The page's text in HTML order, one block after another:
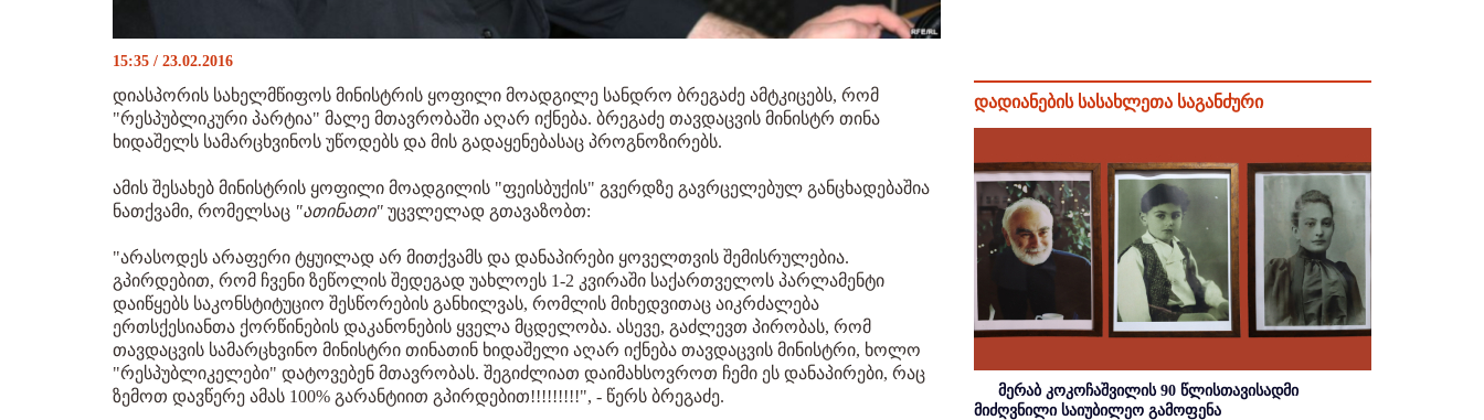
15:35 / 23.02.2016
დიასპორის სახელმწიფოს მინისტრის ყოფილი მოადგილე სანდრო ბრეგაძე ამტკიცებს, რომ
"რესპუბლიკური პარტია" მალე მთავრობაში აღარ იქნება. ბრეგაძე თავდაცვის მინისტრ თინა
ხიდაშელს სამარცხვინოს უწოდებს და მის გადაყენებასაც პროგნოზირებს.
ამის შესახებ მინისტრის ყოფილი მოადგილის "ფეისბუქის" გვერდზე გავრცელებულ განცხადებაშია
ნათქვამი, რომელსაც "ათინათი" უცვლელად გთავაზობთ:
"არასოდეს არაფერი ტყუილად არ მითქვამს და დანაპირები ყოველთვის შემისრულებია.
გპირდებით, რომ ჩვენი ზეწოლის შედეგად უახლოეს 1-2 კვირაში საქართველოს პარლამენტი
დაიწყებს საკონსტიტუციო შესწორების განხილვას, რომლის მიხედვითაც აიკრძალება
ერთსქესიანთა ქორწინების დაკანონების ყველა მცდელობა. ასევე, გაძლევთ პირობას, რომ
თავდაცვის სამარცხვინო მინისტრი თინათინ ხიდაშელი აღარ იქნება თავდაცვის მინისტრი, ხოლო
"რესპუბლიკელები" დატოვებენ მთავრობას. შეგიძლიათ დაიმახსოვროთ ჩემი ეს დანაპირები, რაც
ზემოთ დავწერე ამას 100% გარანტიით გპირდებით!!!!!!!!!", - წერს ბრეგაძე.
დადიანების სასახლეთა საგანძური
მერაბ კოკოჩაშვილის 90 წლისთავისადმი
მიძღვნილი საიუბილეო გამოფენა